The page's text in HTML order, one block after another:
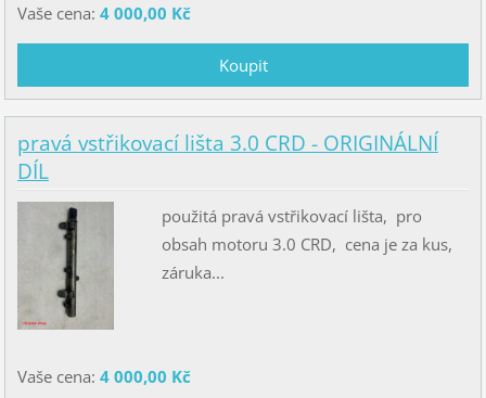
Vaše cena: 4 000,00 Kč
pravá vstřikovací lišta 3.0 CRD - ORIGINÁLNÍ
DÍL
použitá pravá vstřikovací lišta, pro
obsah motoru 3.0 CRD, cena je za kus,
záruka...
Vaše cena: 4 000,00 Kč